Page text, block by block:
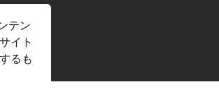
テン
イト
るも